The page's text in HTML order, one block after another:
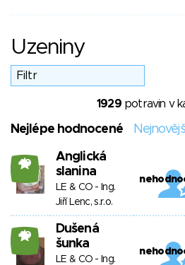
Uzeniny
1929potravin v
Nejlépe hodnocené
40
Anglická
slanina
LE & CO - Ing.
Jiří Lenc, s.r.o.
40
Dušená
šunka
LE & CO - Ing.